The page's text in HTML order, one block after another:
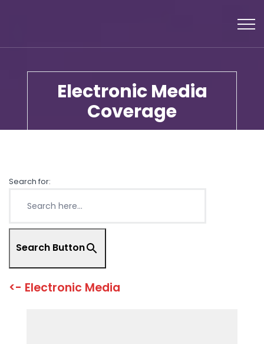
Electronic Media
Coverage
Search for:
Search Button